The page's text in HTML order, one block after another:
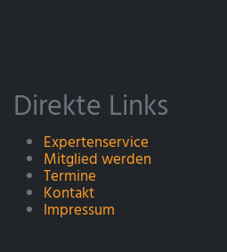
Direkte Links
Expertenservice
Mitglied werden
Termine
Kontakt
Impressum